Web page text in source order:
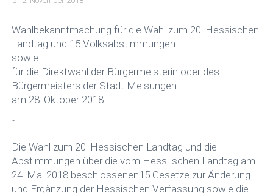
Bürgermeisterin oder des
Bürgermeisters der Stadt
Melsungen am 28. Oktober 2018
Wahlbekanntmachung für die Wahl zum 20. Hessischen
Landtag und 15 Volksabstimmungen
sowie
für die Direktwahl der Bürgermeisterin oder des
Bürgermeisters der Stadt Melsungen
am 28. Oktober 2018
1.
Die Wahl zum 20. Hessischen Landtag und die
Abstimmungen über die vom Hessi-schen Landtag am
24. Mai 2018 beschlossenen15 Gesetze zur Änderung
und Ergänzung der Hessischen Verfassung sowie die